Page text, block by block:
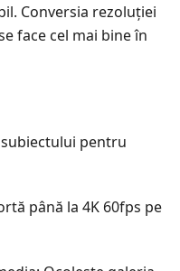
Conversia rezoluției
face cel mai bine în
pentru
până la 4K 60fps pe